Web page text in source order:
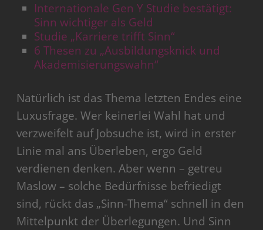
Internationale Gen Y Studie bestätigt:
Sinn wichtiger als Geld
Studie „Karriere trifft Sinn“
6 Thesen zu „Ausbildungsknick und
Akademisierungswahn“
Natürlich ist das Thema letzten Endes eine
Luxusfrage. Wer keinerlei Wahl hat und
verzweifelt auf Jobsuche ist, wird in erster
Linie mal ans Überleben, ergo Geld
verdienen denken. Aber wenn – getreu
Maslow – solche Bedürfnisse befriedigt
sind, rückt das „Sinn-Thema“ schnell in den
Mittelpunkt der Überlegungen. Und Sinn